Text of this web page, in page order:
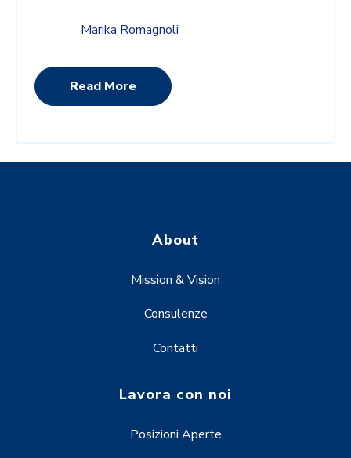
Marika Romagnoli
Read More
About
Mission & Vision
Consulenze
Contatti
Lavora con noi
Posizioni Aperte